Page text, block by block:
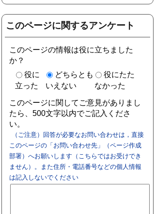
このページに関するアンケート
このページの情報は役に立ちました
か？
役に
立った
どちらとも
いえない
役にたた
なかった
このページに関してご意見がありまし
たら、500文字以内でご記入くださ
い。
（ご注意）回答が必要なお問い合わせは，直接
このページの「お問い合わせ先」（ページ作成
部署）へお願いします（こちらではお受けでき
ません）。また住所・電話番号などの個人情報
は記入しないでください